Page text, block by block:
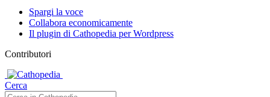
Spargi la voce
Collabora economicamente
Il plugin di Cathopedia per Wordpress
Contributori
Cerca